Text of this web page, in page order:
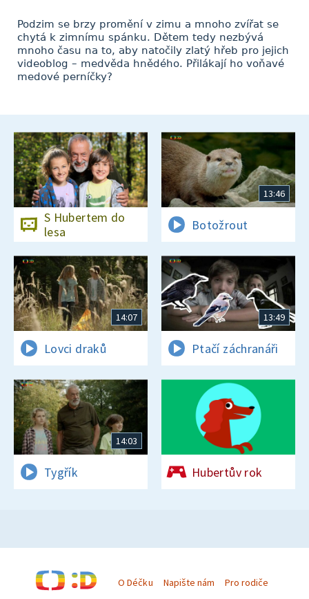
Podzim se brzy promění v zimu a mnoho zvířat se
chytá k zimnímu spánku. Dětem tedy nezbývá
mnoho času na to, aby natočily zlatý hřeb pro jejich
videoblog – medvěda hnědého. Přilákají ho voňavé
medové perníčky?
S Hubertem do
lesa
13:46
Botožrout
14:07
Lovci draků
13:49
Ptačí záchranáři
14:03
Tygřík Hubertův rok
O Déčku Napište nám Pro rodiče